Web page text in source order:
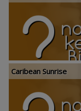
Caribean Sunrise